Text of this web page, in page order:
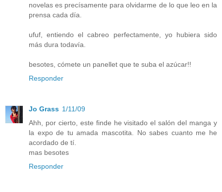
novelas es precísamente para olvidarme de lo que leo en la
prensa cada día.
ufuf, entiendo el cabreo perfectamente, yo hubiera sido
más dura todavía.
besotes, cómete un panellet que te suba el azúcar!!
Responder
Jo Grass 1/11/09
Ahh, por cierto, este finde he visitado el salón del manga y
la expo de tu amada mascotita. No sabes cuanto me he
acordado de tí.
mas besotes
Responder